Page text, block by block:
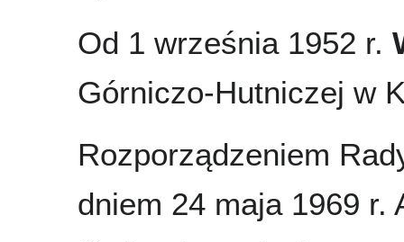
Od 1 września 1952 r.
Górniczo-Hutniczej w
Rozporządzeniem
dniem 24 maja 1969 r.